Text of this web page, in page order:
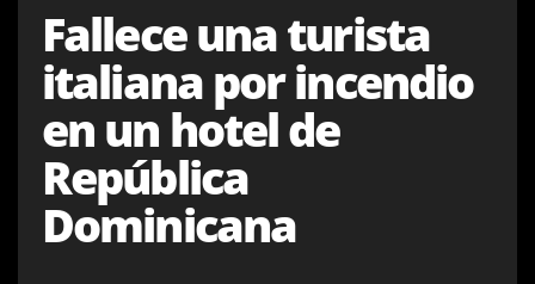
Fallece una turista
italiana por incendio
en un hotel de
República
Dominicana